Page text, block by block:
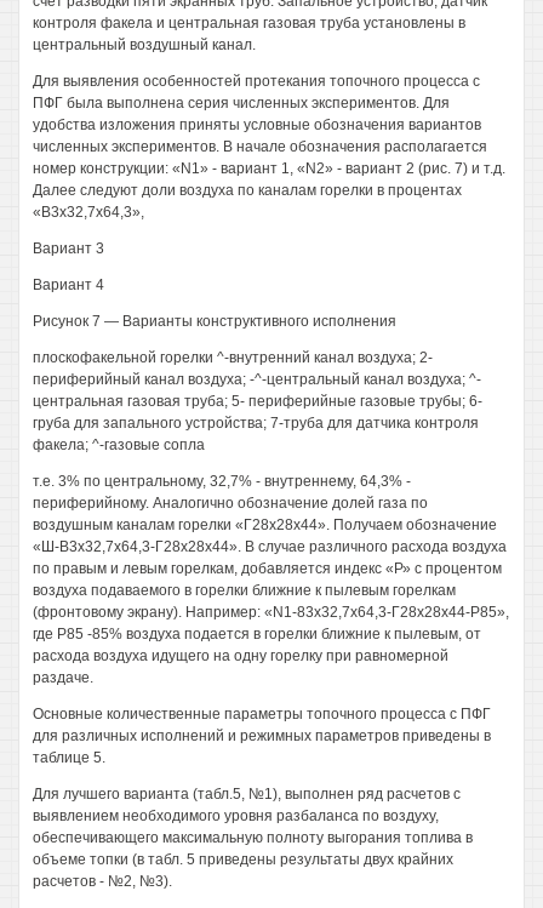
контроля факела и центральная газовая труба установлены в
центральный воздушный канал.
Для выявления особенностей протекания топочного процесса с
ПФГ была выполнена серия численных экспериментов. Для
удобства изложения приняты условные обозначения вариантов
численных экспериментов. В начале обозначения располагается
номер конструкции: «N1» - вариант 1, «N2» - вариант 2 (рис. 7) и т.д.
Далее следуют доли воздуха по каналам горелки в процентах
«В3х32,7x64,3»,
Вариант 3
Вариант 4
Рисунок 7 — Варианты конструктивного исполнения
плоскофакельной горелки ^-внутренний канал воздуха; 2-
периферийный канал воздуха; -^-центральный канал воздуха; ^-
центральная газовая труба; 5- периферийные газовые трубы; 6-
груба для запального устройства; 7-труба для датчика контроля
факела; ^-газовые сопла
т.е. 3% по центральному, 32,7% - внутреннему, 64,3% -
периферийному. Аналогично обозначение долей газа по
воздушным каналам горелки «Г28х28х44». Получаем обозначение
«Ш-В3х32,7x64,3-Г28х28х44». В случае различного расхода воздуха
по правым и левым горелкам, добавляется индекс «Р» с процентом
воздуха подаваемого в горелки ближние к пылевым горелкам
(фронтовому экрану). Например: «N1-83x32,7x64,3-Г28х28х44-Р85»,
где Р85 -85% воздуха подается в горелки ближние к пылевым, от
расхода воздуха идущего на одну горелку при равномерной
раздаче.
Основные количественные параметры топочного процесса с ПФГ
для различных исполнений и режимных параметров приведены в
таблице 5.
Для лучшего варианта (табл.5, №1), выполнен ряд расчетов с
выявлением необходимого уровня разбаланса по воздуху,
обеспечивающего максимальную полноту выгорания топлива в
объеме топки (в табл. 5 приведены результаты двух крайних
расчетов - №2, №3).